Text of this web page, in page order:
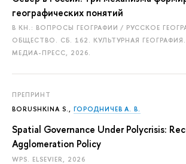
географических понятий
В КН.: ВОПРОСЫ ГЕОГРАФИИ / РУССКОЕ
ОБЩЕСТВО. СБ. 162. КУЛЬТУРНАЯ
МЕДИА-ПРЕСС, 2026.
ПРЕПРИНТ
BORUSHKINA S., ГОРОДНИЧЕВ А. В.
Spatial Governance Under Polycrisis:
Agglomeration Policy
WPS. ELSEVIER, 2026